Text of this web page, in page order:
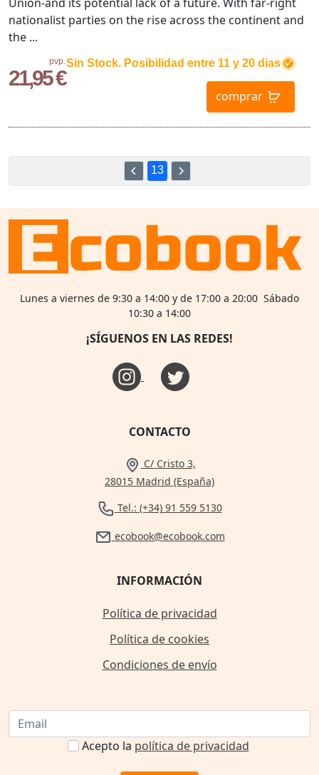
pvp.
21,95 €
Sin Stock. Posibilidad entre 11 y 20 dias
comprar
nationalist parties on the rise across the continent and
the ...
13
Lunes a viernes de 9:30 a 14:00 y de 17:00 a 20:00 Sábado
10:30 a 14:00
¡SÍGUENOS EN LAS REDES!
CONTACTO
C/ Cristo 3,
28015 Madrid (España)
Tel.: (+34) 91 559 5130
ecobook@ecobook.com
INFORMACIÓN
Política de privacidad
Política de cookies
Condiciones de envío
Acepto la política de privacidad